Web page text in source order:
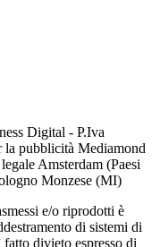
Digital - P.Iva
pubblicità Mediamond
Amsterdam (Paesi
Monzese (MI)
e/o riprodotti è
di sistemi di
divieto espresso di